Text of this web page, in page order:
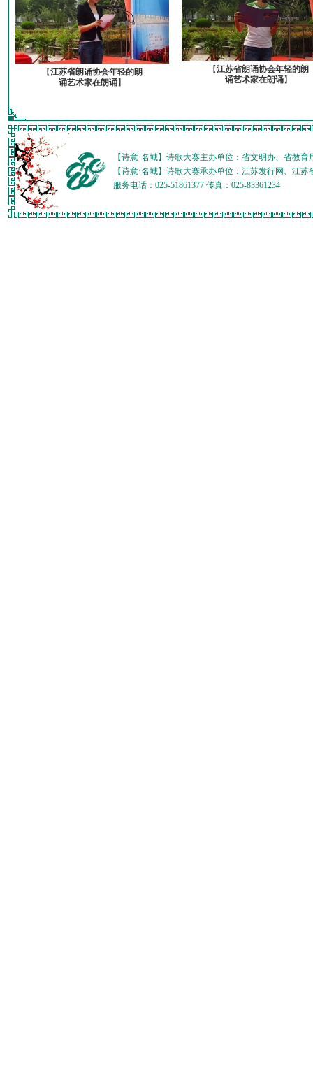
【江苏省朗诵协会年轻的朗
诵艺术家在朗诵】
【江苏省朗诵协会年轻的朗
诵艺术家在朗诵】
【诗意·名城】诗歌大赛主办单位：省文明办、省教
【诗意·名城】诗歌大赛承办单位：江苏发行网、江
服务电话：025-51861377 传真：025-83361234